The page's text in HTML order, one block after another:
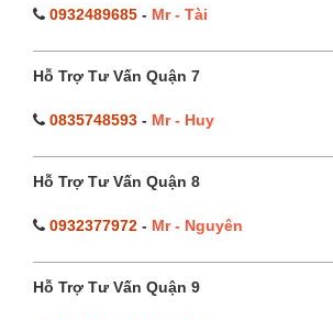
0932489685 - Mr - Tài
Hỗ Trợ Tư Vấn Quận 7
0835748593 - Mr - Huy
Hỗ Trợ Tư Vấn Quận 8
0932377972 - Mr - Nguyên
Hỗ Trợ Tư Vấn Quận 9